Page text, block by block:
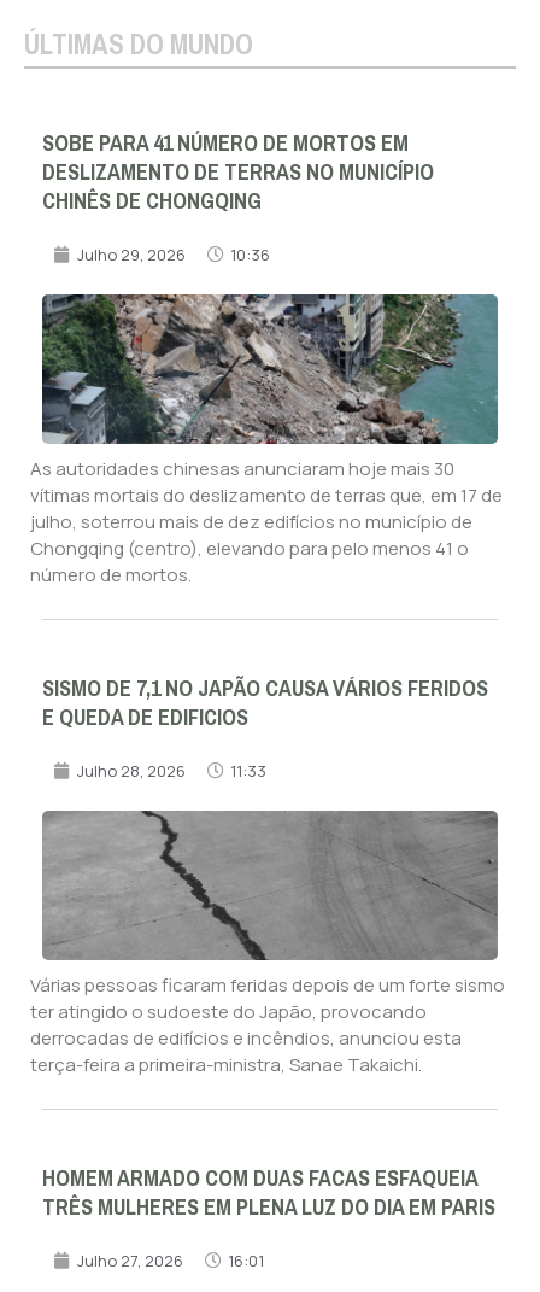
ÚLTIMAS DO MUNDO
SOBE PARA 41 NÚMERO DE MORTOS EM
DESLIZAMENTO DE TERRAS NO MUNICÍPIO
CHINÊS DE CHONGQING
Julho 29, 2026 10:36
As autoridades chinesas anunciaram hoje mais 30
vítimas mortais do deslizamento de terras que, em 17 de
julho, soterrou mais de dez edifícios no município de
Chongqing (centro), elevando para pelo menos 41 o
número de mortos.
SISMO DE 7,1 NO JAPÃO CAUSA VÁRIOS FERIDOS
E QUEDA DE EDIFICIOS
Julho 28, 2026 11:33
Várias pessoas ficaram feridas depois de um forte sismo
ter atingido o sudoeste do Japão, provocando
derrocadas de edifícios e incêndios, anunciou esta
terça-feira a primeira-ministra, Sanae Takaichi.
HOMEM ARMADO COM DUAS FACAS ESFAQUEIA
TRÊS MULHERES EM PLENA LUZ DO DIA EM PARIS
Julho 27, 2026 16:01